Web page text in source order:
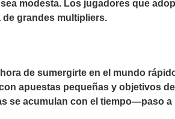
modesta. Los jugadores que
grandes multipliers.
de sumergirte en el mundo
apuestas pequeñas y objetivos
se acumulan con el tiempo—paso a